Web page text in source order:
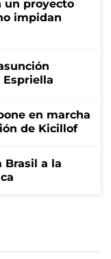
un proyecto
impidan
en marcha
de Kicillof
Brasil a la